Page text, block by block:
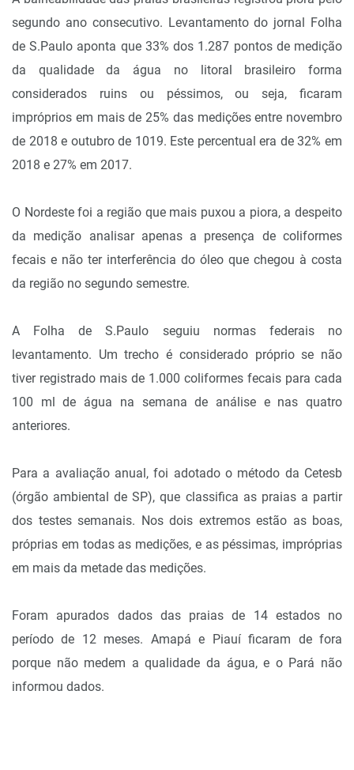
segundo ano consecutivo. Levantamento do jornal Folha
de S.Paulo aponta que 33% dos 1.287 pontos de medição
da qualidade da água no litoral brasileiro forma
considerados ruins ou péssimos, ou seja, ficaram
impróprios em mais de 25% das medições entre novembro
de 2018 e outubro de 1019. Este percentual era de 32% em
2018 e 27% em 2017.
O Nordeste foi a região que mais puxou a piora, a despeito
da medição analisar apenas a presença de coliformes
fecais e não ter interferência do óleo que chegou à costa
da região no segundo semestre.
A Folha de S.Paulo seguiu normas federais no
levantamento. Um trecho é considerado próprio se não
tiver registrado mais de 1.000 coliformes fecais para cada
100 ml de água na semana de análise e nas quatro
anteriores.
Para a avaliação anual, foi adotado o método da Cetesb
(órgão ambiental de SP), que classifica as praias a partir
dos testes semanais. Nos dois extremos estão as boas,
próprias em todas as medições, e as péssimas, impróprias
em mais da metade das medições.
Foram apurados dados das praias de 14 estados no
período de 12 meses. Amapá e Piauí ficaram de fora
porque não medem a qualidade da água, e o Pará não
informou dados.